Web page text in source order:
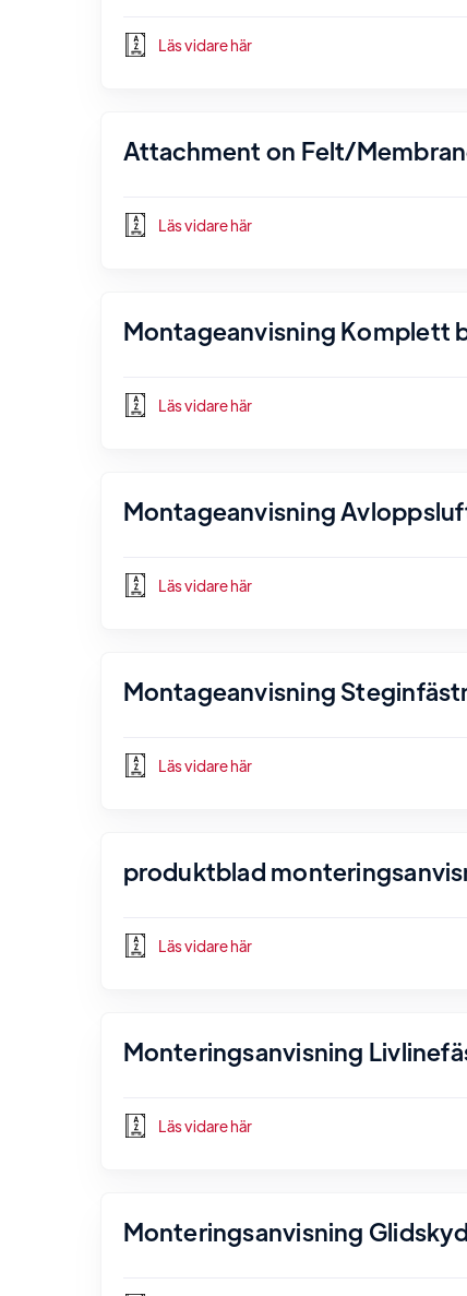
Läs vidare här
Attachment on Felt/
Läs vidare här
Montageanvisning Komplett
Läs vidare här
Montageanvisning
Läs vidare här
Montageanvisning
Läs vidare här
produktblad
Läs vidare här
Monteringsanvisning
Läs vidare här
Monteringsanvisning